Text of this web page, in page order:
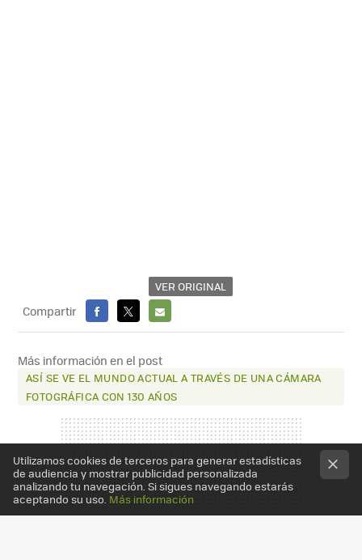
VER ORIGINAL
Compartir
FACEBOOK
X
E-
MAIL
Más información en el post
ASÍ SE VE EL MUNDO ACTUAL A TRAVÉS DE UNA CÁMARA
FOTOGRÁFICA CON 130 AÑOS
Utilizamos cookies de terceros para generar estadísticas
de audiencia y mostrar publicidad personalizada
analizando tu navegación. Si sigues navegando estarás
aceptando su uso. Más información